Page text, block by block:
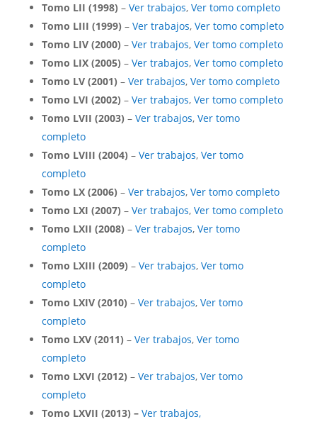
Tomo LII (1998) – Ver trabajos, Ver tomo completo
Tomo LIII (1999) – Ver trabajos, Ver tomo completo
Tomo LIV (2000) – Ver trabajos, Ver tomo completo
Tomo LIX (2005) – Ver trabajos, Ver tomo completo
Tomo LV (2001) – Ver trabajos, Ver tomo completo
Tomo LVI (2002) – Ver trabajos, Ver tomo completo
Tomo LVII (2003) – Ver trabajos, Ver tomo
completo
Tomo LVIII (2004) – Ver trabajos, Ver tomo
completo
Tomo LX (2006) – Ver trabajos, Ver tomo completo
Tomo LXI (2007) – Ver trabajos, Ver tomo completo
Tomo LXII (2008) – Ver trabajos, Ver tomo
completo
Tomo LXIII (2009) – Ver trabajos, Ver tomo
completo
Tomo LXIV (2010) – Ver trabajos, Ver tomo
completo
Tomo LXV (2011) – Ver trabajos, Ver tomo
completo
Tomo LXVI (2012) – Ver trabajos, Ver tomo
completo
Tomo LXVII (2013) – Ver trabajos,